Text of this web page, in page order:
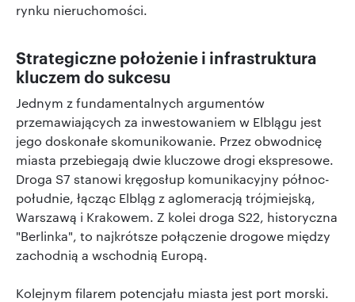
rynku nieruchomości.
Strategiczne położenie i infrastruktura
kluczem do sukcesu
Jednym z fundamentalnych argumentów
przemawiających za inwestowaniem w Elblągu jest
jego doskonałe skomunikowanie. Przez obwodnicę
miasta przebiegają dwie kluczowe drogi ekspresowe.
Droga S7 stanowi kręgosłup komunikacyjny północ-
południe, łącząc Elbląg z aglomeracją trójmiejską,
Warszawą i Krakowem. Z kolei droga S22, historyczna
"Berlinka", to najkrótsze połączenie drogowe między
zachodnią a wschodnią Europą.
Kolejnym filarem potencjału miasta jest port morski.